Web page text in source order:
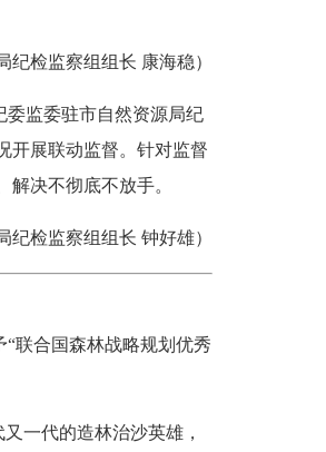
检监察组组长 康海稳）
监委驻市自然资源局纪
开展联动监督。针对监督
决不彻底不放手。
检监察组组长 钟好雄）
联合国森林战略规划优秀
一代的造林治沙英雄，